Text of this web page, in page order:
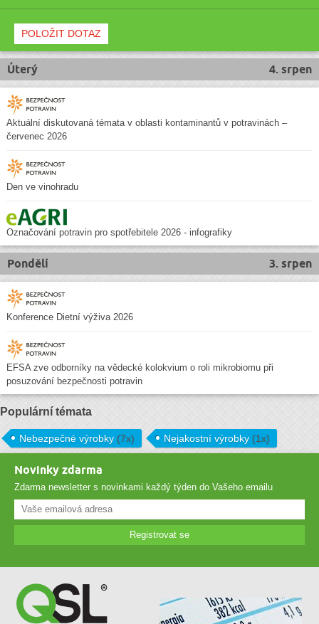
POLOŽIT DOTAZ
4. srpen
Úterý
Aktuální diskutovaná témata v oblasti kontaminantů v potravinách –
červenec 2026
Den ve vinohradu
Označování potravin pro spotřebitele 2026 - infografiky
3. srpen
Pondělí
Konference Dietní výživa 2026
EFSA zve odborníky na vědecké kolokvium o roli mikrobiomu při
posuzování bezpečnosti potravin
Populární témata
Nebezpečné výrobky (7x) Nejakostní výrobky (1x)
Novinky zdarma
Zdarma newsletter s novinkami každý týden do Vašeho emailu
Registrovat se